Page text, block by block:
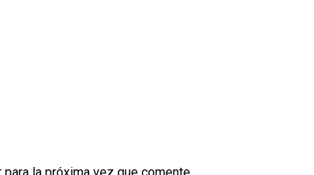
la próxima vez que comente.